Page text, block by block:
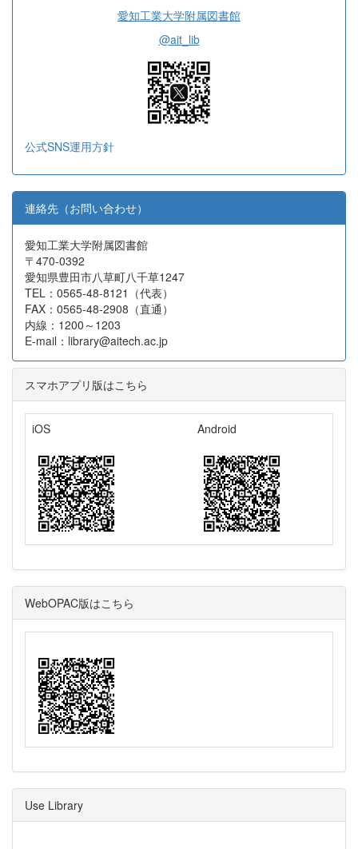
愛知工業大学附属図書館
@ait_lib
公式SNS運用方針
連絡先（お問い合わせ）
愛知工業大学附属図書館
〒470-0392
愛知県豊田市八草町八千草1247
TEL：0565-48-8121（代表）
FAX：0565-48-2908（直通）
内線：1200～1203
E-mail：library@aitech.ac.jp
スマホアプリ版はこちら
iOS Android
WebOPAC版はこちら
Use Library